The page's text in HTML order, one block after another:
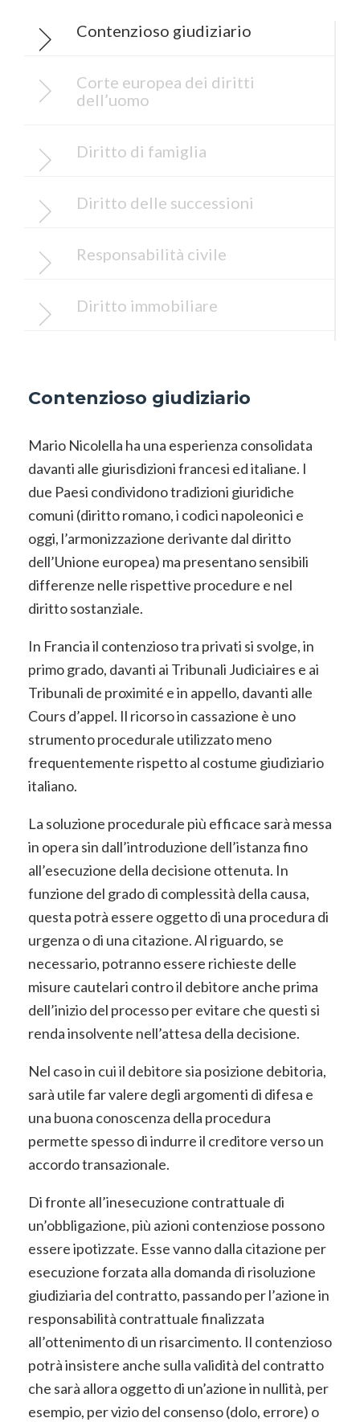
Contenzioso giudiziario
Corte europea dei diritti
dell’uomo
Diritto di famiglia
Diritto delle successioni
Responsabilità civile
Diritto immobiliare
Contenzioso giudiziario
Mario Nicolella ha una esperienza consolidata
davanti alle giurisdizioni francesi ed italiane. I
due Paesi condividono tradizioni giuridiche
comuni (diritto romano, i codici napoleonici e
oggi, l’armonizzazione derivante dal diritto
dell’Unione europea) ma presentano sensibili
differenze nelle rispettive procedure e nel
diritto sostanziale.
In Francia il contenzioso tra privati si svolge, in
primo grado, davanti ai Tribunali Judiciaires e ai
Tribunali de proximité e in appello, davanti alle
Cours d’appel. Il ricorso in cassazione è uno
strumento procedurale utilizzato meno
frequentemente rispetto al costume giudiziario
italiano.
La soluzione procedurale più efficace sarà messa
in opera sin dall’introduzione dell’istanza fino
all’esecuzione della decisione ottenuta. In
funzione del grado di complessità della causa,
questa potrà essere oggetto di una procedura di
urgenza o di una citazione. Al riguardo, se
necessario, potranno essere richieste delle
misure cautelari contro il debitore anche prima
dell’inizio del processo per evitare che questi si
renda insolvente nell’attesa della decisione.
Nel caso in cui il debitore sia posizione debitoria,
sarà utile far valere degli argomenti di difesa e
una buona conoscenza della procedura
permette spesso di indurre il creditore verso un
accordo transazionale.
Di fronte all’inesecuzione contrattuale di
un’obbligazione, più azioni contenziose possono
essere ipotizzate. Esse vanno dalla citazione per
esecuzione forzata alla domanda di risoluzione
giudiziaria del contratto, passando per l’azione in
responsabilità contrattuale finalizzata
all’ottenimento di un risarcimento. Il contenzioso
potrà insistere anche sulla validità del contratto
che sarà allora oggetto di un’azione in nullità, per
esempio, per vizio del consenso (dolo, errore) o